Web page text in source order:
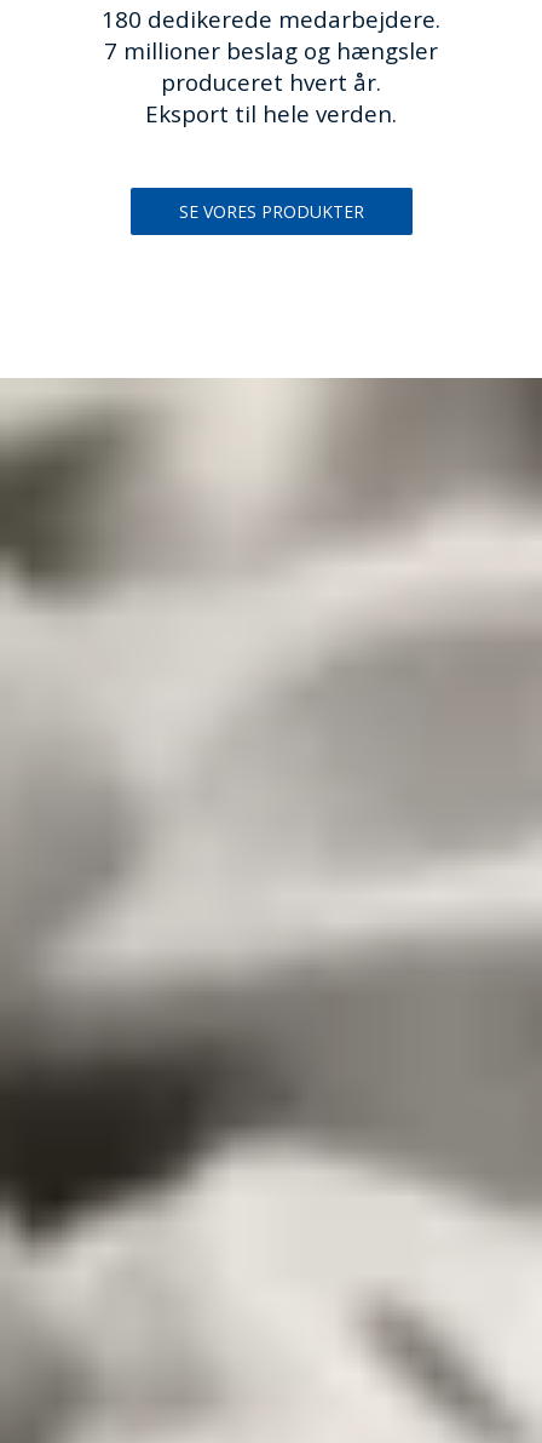
180 dedikerede medarbejdere.
7 millioner beslag og hængsler
produceret hvert år.
Eksport til hele verden.
SE VORES PRODUKTER